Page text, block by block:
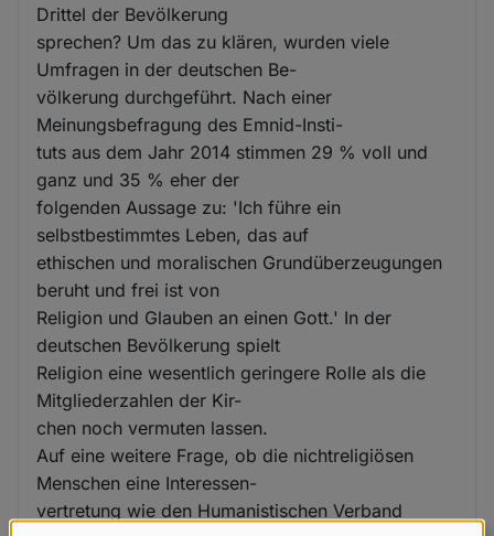
Drittel der Bevölkerung
sprechen? Um das zu klären, wurden viele
Umfragen in der deutschen Be-
völkerung durchgeführt. Nach einer
Meinungsbefragung des Emnid-Insti-
tuts aus dem Jahr 2014 stimmen 29 % voll und
ganz und 35 % eher der
folgenden Aussage zu: 'Ich führe ein
selbstbestimmtes Leben, das auf
ethischen und moralischen Grundüberzeugungen
beruht und frei ist von
Religion und Glauben an einen Gott.' In der
deutschen Bevölkerung spielt
Religion eine wesentlich geringere Rolle als die
Mitgliederzahlen der Kir-
chen noch vermuten lassen.
Auf eine weitere Frage, ob die nichtreligiösen
Menschen eine Interessen-
vertretung wie den Humanistischen Verband